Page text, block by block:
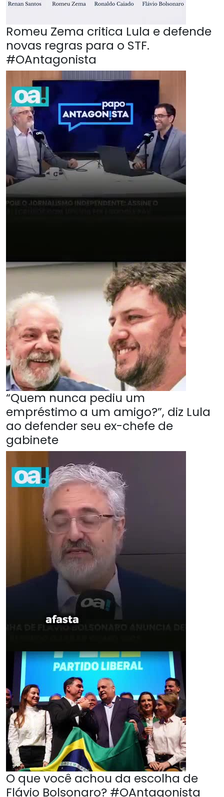
Romeu Zema critica Lula e defende
novas regras para o STF.
#OAntagonista
“Quem nunca pediu um
empréstimo a um amigo?”, diz Lula
ao defender seu ex-chefe de
gabinete
O que você achou da escolha de
Flávio Bolsonaro? #OAntagonista